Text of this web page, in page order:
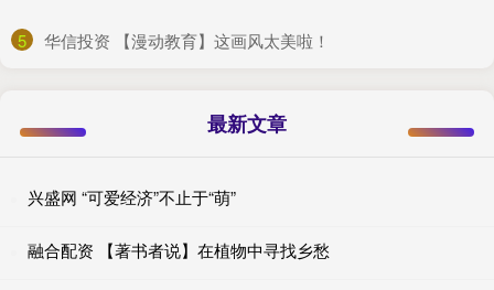
5 ​华信投资 【漫动教育】这画风太美啦！
最新文章
兴盛网 “可爱经济”不止于“萌”
融合配资 【著书者说】在植物中寻找乡愁